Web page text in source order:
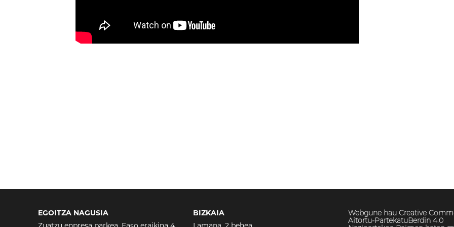
EGOITZA NAGUSIA
BIZKAIA
Webgune hau Creative
Aitortu-PartekatuBerdin 4.0